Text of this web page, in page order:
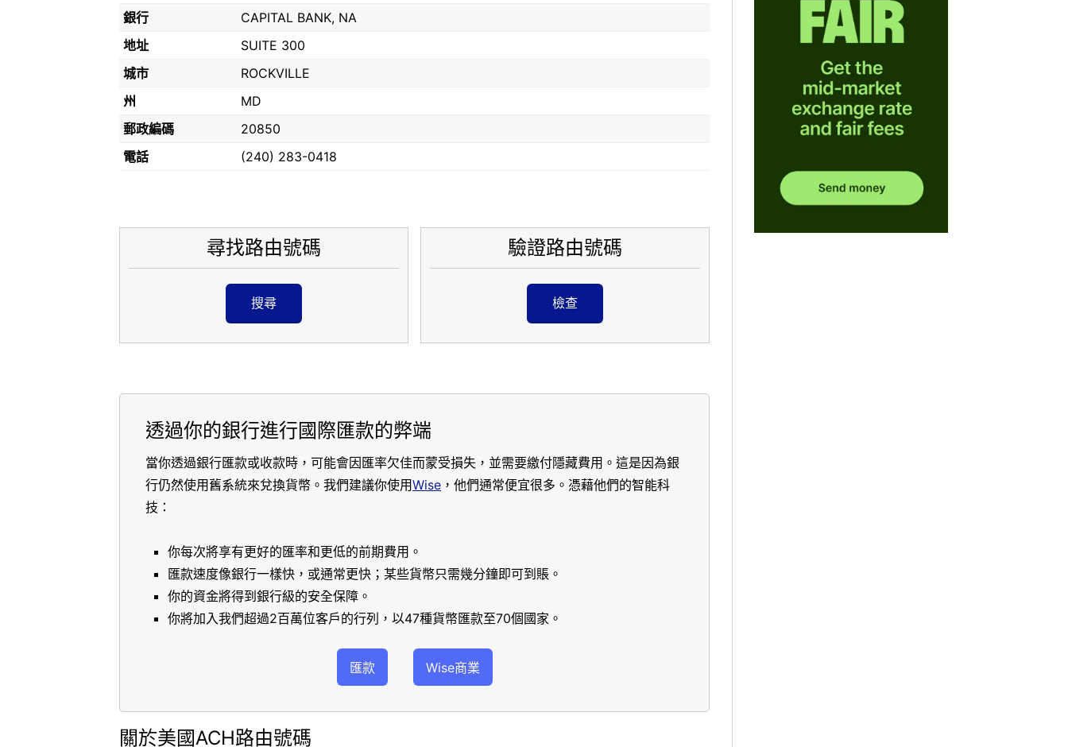
銀行
CAPITAL BANK, NA
地址
SUITE 300
城市
ROCKVILLE
州
MD
郵政編碼
20850
電話
(240) 283-0418
尋找路由號碼
搜尋
驗證路由號碼
檢查
透過你的銀行進行國際匯款的弊端
當你透過銀行匯款或收款時，可能會因匯率欠佳而蒙受損失，並需要繳付隱藏費用。這是因為銀
行仍然使用舊系統來兌換貨幣。我們建議你使用Wise ，他們通常便宜很多。憑藉他們的智能科
技：
你每次將享有更好的匯率和更低的前期費用。
匯款速度像銀行一樣快，或通常更快；某些貨幣只需幾分鐘即可到賬。
你的資金將得到銀行級的安全保障。
你將加入我們超過2百萬位客戶的行列，以47種貨幣匯款至70個國家。
匯款 Wise商業
關於美國ACH路由號碼